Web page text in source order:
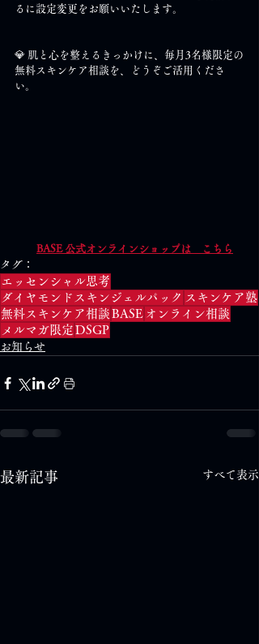
るに設定変更をお願いいたします。
💎 肌と心を整えるきっかけに、毎月3名様限定の
無料スキンケア相談を、どうぞご活用くださ
い。
BASE 公式オンラインショップは　こちら
タグ：
エッセンシャル思考
ダイヤモンドスキンジェルパック スキンケア塾
無料スキンケア相談 BASE オンライン相談
メルマガ限定 DSGP
お知らせ
最新記事 すべて表示